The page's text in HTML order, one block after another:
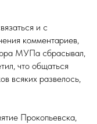
и с
комментариев,
МУПа сбрасывал,
что общаться
всяких развелось,
Прокопьевска,